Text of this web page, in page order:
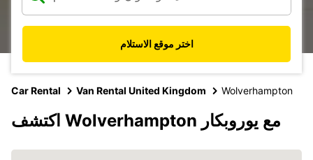
اختر موقع الاستلام
Car Rental Van Rental United Kingdom Wolverhampton
اكتشف Wolverhampton مع يوروبكار